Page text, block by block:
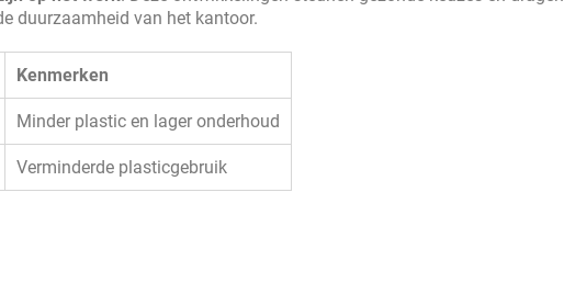
duurzaamheid van het kantoor.
Kenmerken
Minder plastic en lager onderhoud
Verminderde plasticgebruik